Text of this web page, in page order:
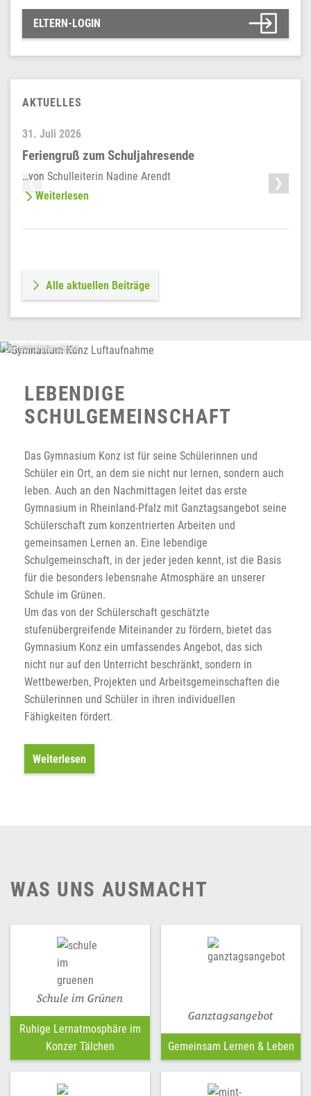
ELTERN-LOGIN
AKTUELLES
31. Juli 2026
Feriengruß zum Schuljahresende
…von Schulleiterin Nadine Arendt
Weiterlesen
Alle aktuellen Beiträge
Luftaufnahme Schule
LEBENDIGE
SCHULGEMEINSCHAFT
Das Gymnasium Konz ist für seine Schülerinnen und
Schüler ein Ort, an dem sie nicht nur lernen, sondern auch
leben. Auch an den Nachmittagen leitet das erste
Gymnasium in Rheinland-Pfalz mit Ganztagsangebot seine
Schülerschaft zum konzentrierten Arbeiten und
gemeinsamen Lernen an. Eine lebendige
Schulgemeinschaft, in der jeder jeden kennt, ist die Basis
für die besonders lebensnahe Atmosphäre an unserer
Schule im Grünen.
Um das von der Schülerschaft geschätzte
stufenübergreifende Miteinander zu fördern, bietet das
Gymnasium Konz ein umfassendes Angebot, das sich
nicht nur auf den Unterricht beschränkt, sondern in
Wettbewerben, Projekten und Arbeitsgemeinschaften die
Schülerinnen und Schüler in ihren individuellen
Fähigkeiten fördert.
Weiterlesen
WAS UNS AUSMACHT
Schule im Grünen
Ruhige Lernatmosphäre im
Konzer Tälchen
Ganztagsangebot
Gemeinsam Lernen & Leben